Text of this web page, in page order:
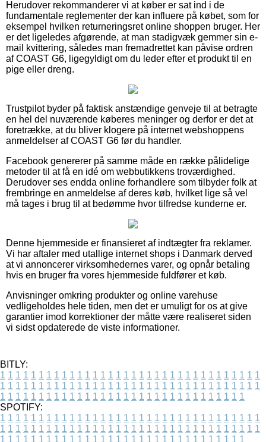
Herudover rekommanderer vi at køber er sat ind i de
fundamentale reglementer der kan influere på købet, som for
eksempel hvilken returneringsret online shoppen bruger. Her
er det ligeledes afgørende, at man stadigvæk gemmer sin e-
mail kvittering, således man fremadrettet kan påvise ordren
af COAST G6, ligegyldigt om du leder efter et produkt til en
pige eller dreng.
Trustpilot byder på faktisk anstændige genveje til at betragte
en hel del nuværende køberes meninger og derfor er det at
foretrække, at du bliver klogere på internet webshoppens
anmeldelser af COAST G6 før du handler.
Facebook genererer på samme måde en række pålidelige
metoder til at få en idé om webbutikkens troværdighed.
Derudover ses endda online forhandlere som tilbyder folk at
frembringe en anmeldelse af deres køb, hvilket lige så vel
må tages i brug til at bedømme hvor tilfredse kunderne er.
Denne hjemmeside er finansieret af indtægter fra reklamer.
Vi har aftaler med utallige internet shops i Danmark derved
at vi annoncerer virksomhedernes varer, og opnår betaling
hvis en bruger fra vores hjemmeside fuldfører et køb.
Anvisninger omkring produkter og online varehuse
vedligeholdes hele tiden, men det er umuligt for os at give
garantier imod korrektioner der måtte være realiseret siden
vi sidst opdaterede de viste informationer.
BITLY:
1 1 1 1 1 1 1 1 1 1 1 1 1 1 1 1 1 1 1 1 1 1 1 1 1 1 1 1 1 1 1 1 1 1
1 1 1 1 1 1 1 1 1 1 1 1 1 1 1 1 1 1 1 1 1 1 1 1 1 1 1 1 1 1 1 1 1 1
1 1 1 1 1 1 1 1 1 1 1 1 1 1 1 1 1 1 1 1 1 1 1 1 1 1 1 1 1 1 1 1
SPOTIFY:
1 1 1 1 1 1 1 1 1 1 1 1 1 1 1 1 1 1 1 1 1 1 1 1 1 1 1 1 1 1 1 1 1 1
1 1 1 1 1 1 1 1 1 1 1 1 1 1 1 1 1 1 1 1 1 1 1 1 1 1 1 1 1 1 1 1 1 1
1 1 1 1 1 1 1 1 1 1 1 1 1 1 1 1 1 1 1 1 1 1 1 1 1 1 1 1 1 1 1 1